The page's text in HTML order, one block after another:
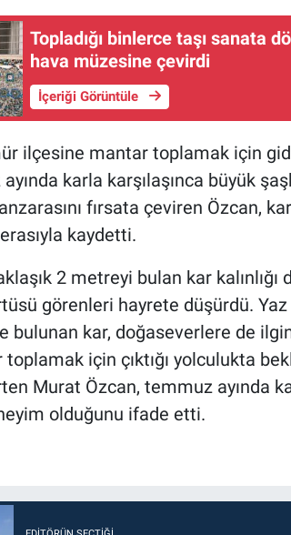
Topladığı binlerce taşı sanata
hava müzesine çevirdi
İçeriği Görüntüle
ilçesine mantar toplamak için
karla karşılaşınca büyük
fırsata çeviren Özcan,
kaydetti.
2 metreyi bulan kar
görenleri hayrete düşürdü.
bulunan kar, doğaseverlere de
toplamak için çıktığı yolculukta
Murat Özcan, temmuz ayında
olduğunu ifade etti.